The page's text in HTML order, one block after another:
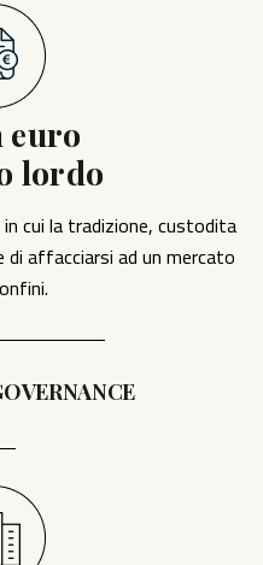
euro
lordo
cui la tradizione, custodita
di affacciarsi ad un mercato